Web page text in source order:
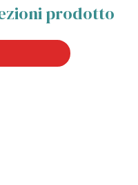
prodotto